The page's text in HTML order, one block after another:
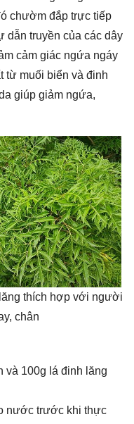
chườm đắp trực tiếp
dẫn truyền của các dây
cảm giác ngứa ngáy
từ muối biển và đinh
giúp giảm ngứa,
thích hợp với người
chân
và 100g lá đinh lăng
nước trước khi thực